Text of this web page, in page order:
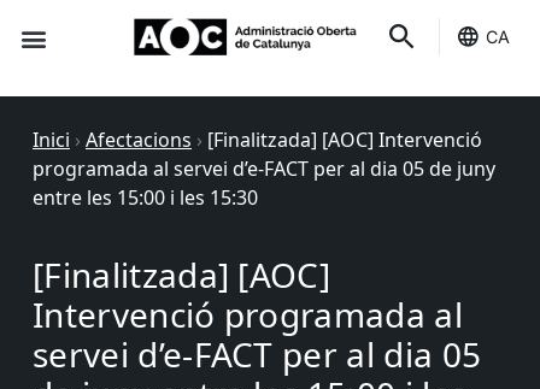
CA
Inici › Afectacions › [Finalitzada] [AOC] Intervenció
programada al servei d’e-FACT per al dia 05 de juny
entre les 15:00 i les 15:30
[Finalitzada] [AOC]
Intervenció programada al
servei d’e-FACT per al dia 05